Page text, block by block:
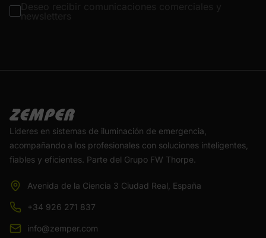
Líderes en sistemas de iluminación de emergencia,
acompañando a los profesionales con soluciones inteligentes,
fiables y eficientes. Parte del Grupo FW Thorpe.
Avenida de la Ciencia 3 Ciudad Real, España
+34 926 271 837
info@zemper.com